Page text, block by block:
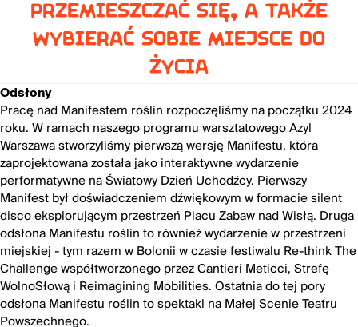
przemieszczać się, a także
wybierać sobie miejsce do
życia
Odsłony
Pracę nad Manifestem roślin rozpoczęliśmy na początku 2024
roku. W ramach naszego programu warsztatowego Azyl
Warszawa stworzyliśmy pierwszą wersję Manifestu, która
zaprojektowana została jako interaktywne wydarzenie
performatywne na Światowy Dzień Uchodźcy. Pierwszy
Manifest był doświadczeniem dźwiękowym w formacie silent
disco eksplorującym przestrzeń Placu Zabaw nad Wisłą. Druga
odsłona Manifestu roślin to również wydarzenie w przestrzeni
miejskiej - tym razem w Bolonii w czasie festiwalu Re-think The
Challenge współtworzonego przez Cantieri Meticci, Strefę
WolnoSłową i Reimagining Mobilities. Ostatnia do tej pory
odsłona Manifestu roślin to spektakl na Małej Scenie Teatru
Powszechnego.